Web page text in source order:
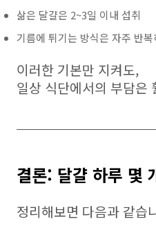
삶은 달걀은 2~3일 이내 섭취
기름에 튀기는 방식은 자주 반복
이러한 기본만 지켜도,
일상 식단에서의 부담은
결론: 달걀 하루 몇
정리해보면 다음과 같습